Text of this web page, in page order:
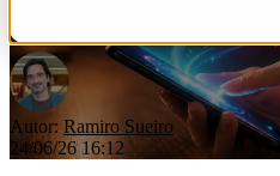
Autor: Ramiro Sueiro
24/06/26 16:12